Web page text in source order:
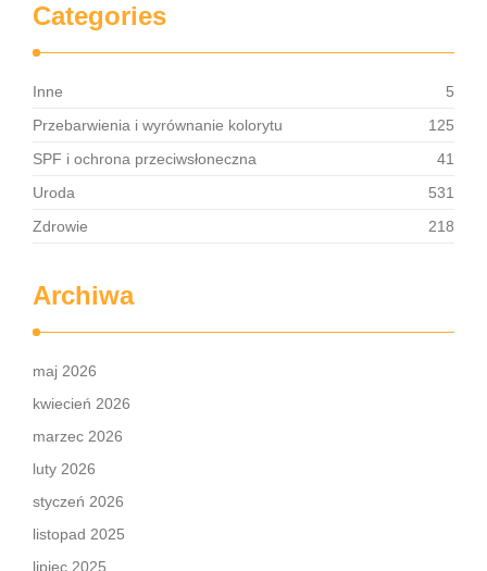
Categories
Inne
5
Przebarwienia i wyrównanie kolorytu
125
SPF i ochrona przeciwsłoneczna
41
Uroda
531
Zdrowie
218
Archiwa
maj 2026
kwiecień 2026
marzec 2026
luty 2026
styczeń 2026
listopad 2025
lipiec 2025